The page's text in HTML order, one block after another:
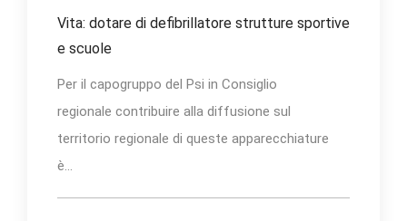
Vita: dotare di defibrillatore strutture sportive
e scuole
Per il capogruppo del Psi in Consiglio
regionale contribuire alla diffusione sul
territorio regionale di queste apparecchiature
è...